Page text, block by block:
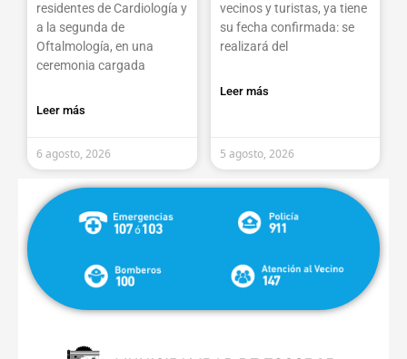
residentes de Cardiología y
a la segunda de
Oftalmología, en una
ceremonia cargada
Leer más
6 agosto, 2026
vecinos y turistas, ya tiene
su fecha confirmada: se
realizará del
Leer más
5 agosto, 2026